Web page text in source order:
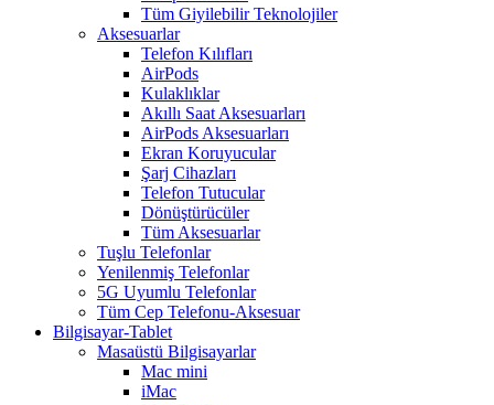
Tüm Giyilebilir Teknolojiler
Aksesuarlar
Telefon Kılıfları
AirPods
Kulaklıklar
Akıllı Saat Aksesuarları
AirPods Aksesuarları
Ekran Koruyucular
Şarj Cihazları
Telefon Tutucular
Dönüştürücüler
Tüm Aksesuarlar
Tuşlu Telefonlar
Yenilenmiş Telefonlar
5G Uyumlu Telefonlar
Tüm Cep Telefonu-Aksesuar
Bilgisayar-Tablet
Masaüstü Bilgisayarlar
Mac mini
iMac